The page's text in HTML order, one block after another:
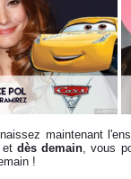
maintenant
et dès demain, vous
!